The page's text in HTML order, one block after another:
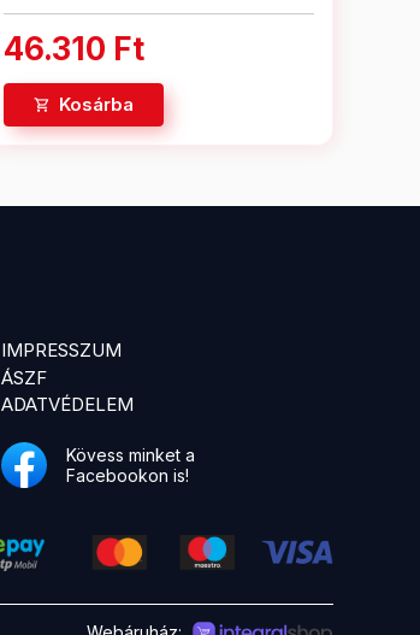
46.310 Ft
Kosárba
IMPRESSZUM
ÁSZF
ADATVÉDELEM
Kövess minket a
Facebookon is!